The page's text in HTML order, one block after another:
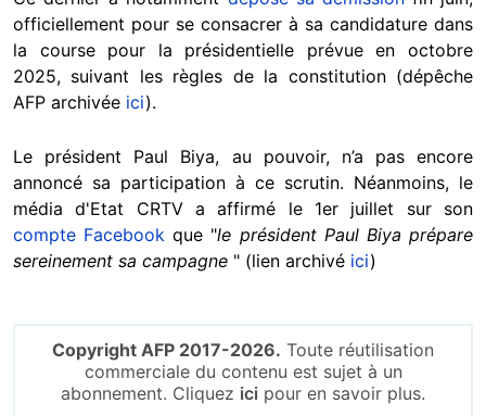
officiellement pour se consacrer à sa candidature dans
la course pour la présidentielle prévue en octobre
2025, suivant les règles de la constitution (dépêche
AFP archivée ici).
Le président Paul Biya, au pouvoir, n’a pas encore
annoncé sa participation à ce scrutin. Néanmoins, le
média d'Etat CRTV a affirmé le 1er juillet sur son
compte Facebook que "le président Paul Biya prépare
sereinement sa campagne " (lien archivé ici)
Copyright AFP 2017-2026. Toute réutilisation
commerciale du contenu est sujet à un
abonnement. Cliquez ici pour en savoir plus.